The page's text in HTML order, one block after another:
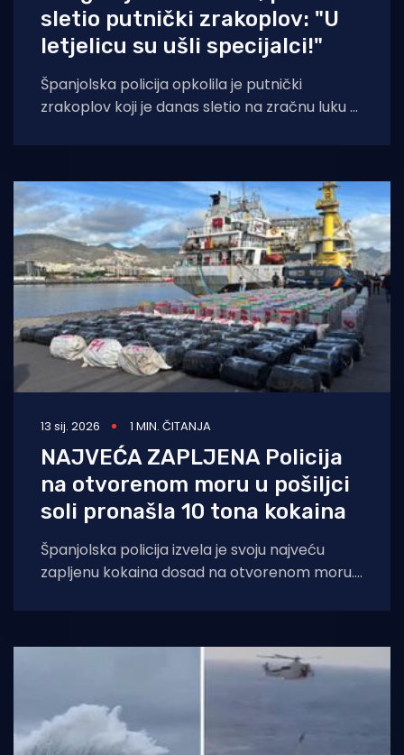
sletio putnički zrakoplov: "U
letjelicu su ušli specijalci!"
Španjolska policija opkolila je putnički
zrakoplov koji je danas sletio na zračnu luku u
Turkish
13 sij. 2026 1 MIN. ČITANJA
NAJVEĆA ZAPLJENA Policija
na otvorenom moru u pošiljci
soli pronašla 10 tona kokaina
Španjolska policija izvela je svoju najveću
zapljenu kokaina dosad na otvorenom moru.